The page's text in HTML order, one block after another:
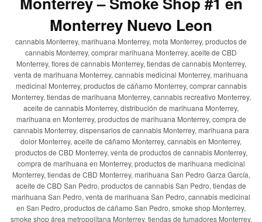
Monterrey Nuevo Leon
cannabis Monterrey, marihuana Monterrey, mota Monterrey, productos de
cannabis Monterrey, comprar marihuana Monterrey, aceite de CBD
Monterrey, flores de cannabis Monterrey, tiendas de cannabis Monterrey,
venta de marihuana Monterrey, cannabis medicinal Monterrey, marihuana
medicinal Monterrey, productos de cáñamo Monterrey, comprar cannabis
Monterrey, tiendas de marihuana Monterrey, cannabis recreativo Monterrey,
aceite de cannabis Monterrey, distribución de marihuana Monterrey,
marihuana en Monterrey, productos de marihuana Monterrey, compra de
cannabis Monterrey, dispensarios de cannabis Monterrey, marihuana para
dolor Monterrey, aceite de cáñamo Monterrey, cannabis en Monterrey,
productos de CBD Monterrey, venta de productos de cannabis Monterrey,
compra de marihuana en Monterrey, productos de marihuana medicinal
Monterrey, tiendas de CBD Monterrey, marihuana San Pedro Garza García,
aceite de CBD San Pedro, productos de cannabis San Pedro, tiendas de
marihuana San Pedro, venta de marihuana San Pedro, cannabis medicinal
en San Pedro, productos de cáñamo San Pedro, smoke shop Monterrey,
smoke shop área metropolitana Monterrey, tiendas de fumadores Monterrey,